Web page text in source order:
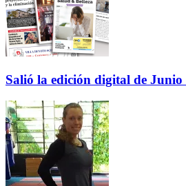
Salió la edición digital de Junio